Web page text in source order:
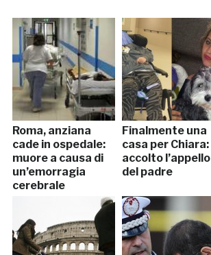
Roma, anziana
cade in ospedale:
muore a causa di
un’emorragia
cerebrale
Finalmente una
casa per Chiara:
accolto l’appello
del padre